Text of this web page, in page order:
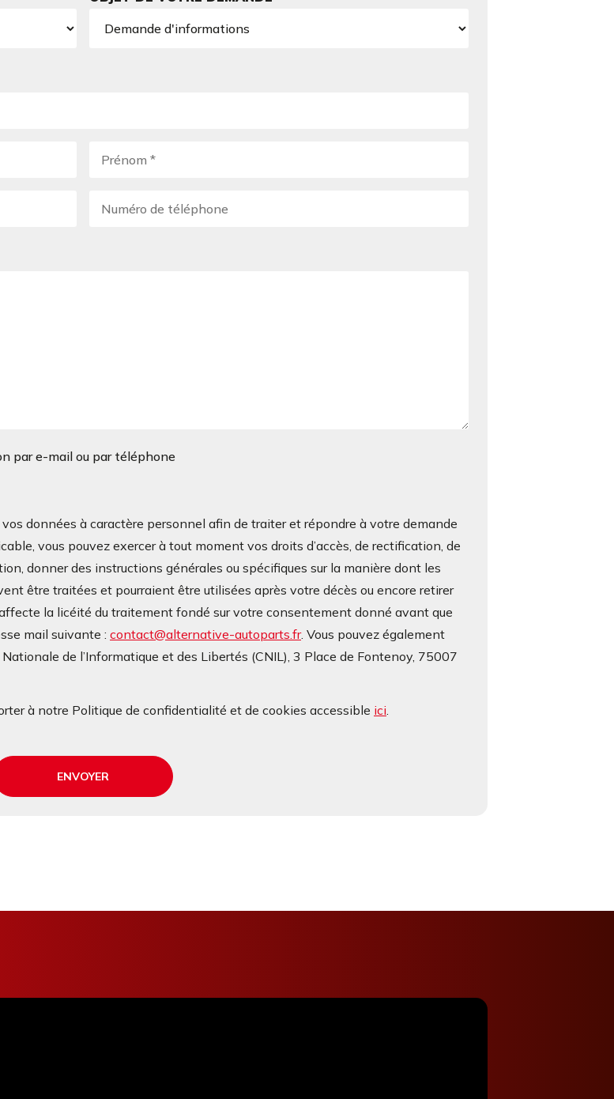
par e-mail ou par téléphone
données à caractère personnel afin de traiter et répondre à votre demande
vous pouvez exercer à tout moment vos droits d’accès, de rectification, de
donner des instructions générales ou spécifiques sur la manière dont les
être traitées et pourraient être utilisées après votre décès ou encore retirer
la licéité du traitement fondé sur votre consentement donné avant que
mail suivante : contact@alternative-autoparts.fr. Vous pouvez également
de l’Informatique et des Libertés (CNIL), 3 Place de Fontenoy, 75007
à notre Politique de confidentialité et de cookies accessible ici.
ENVOYER